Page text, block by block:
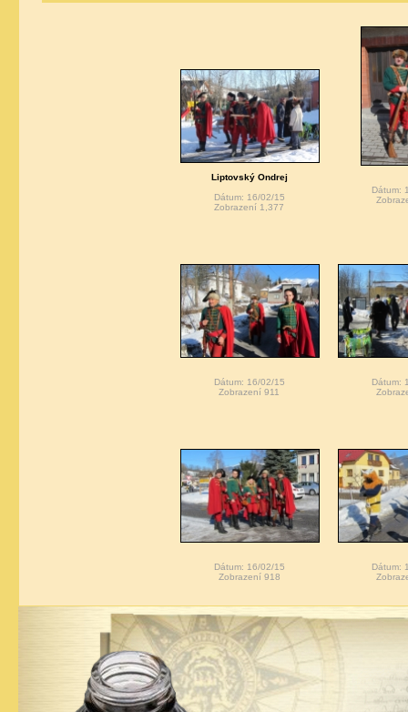
Liptovský Ondrej
Dátum: 16/02/15
Zobrazení 1,377
Dátum:
Dátum: 16/02/15
Zobrazení 911
Dátum:
Dátum: 16/02/15
Zobrazení 918
Dátum: